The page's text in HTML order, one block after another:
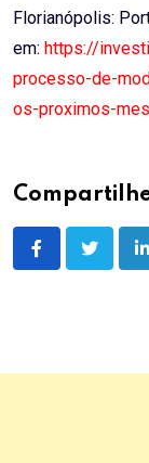
Florianópolis:
em: https://
processo-de-
os-proximos-